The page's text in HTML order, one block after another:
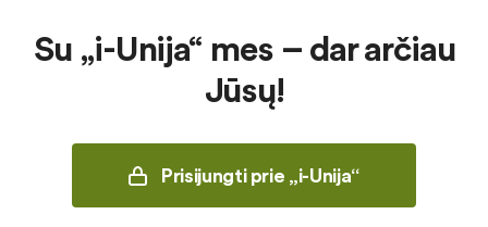
Su „i-Unija“ mes – dar arčiau
Jūsų!
Prisijungti prie „i-Unija“